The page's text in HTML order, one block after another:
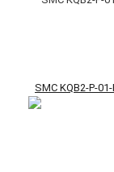
SMC KQB2-P-